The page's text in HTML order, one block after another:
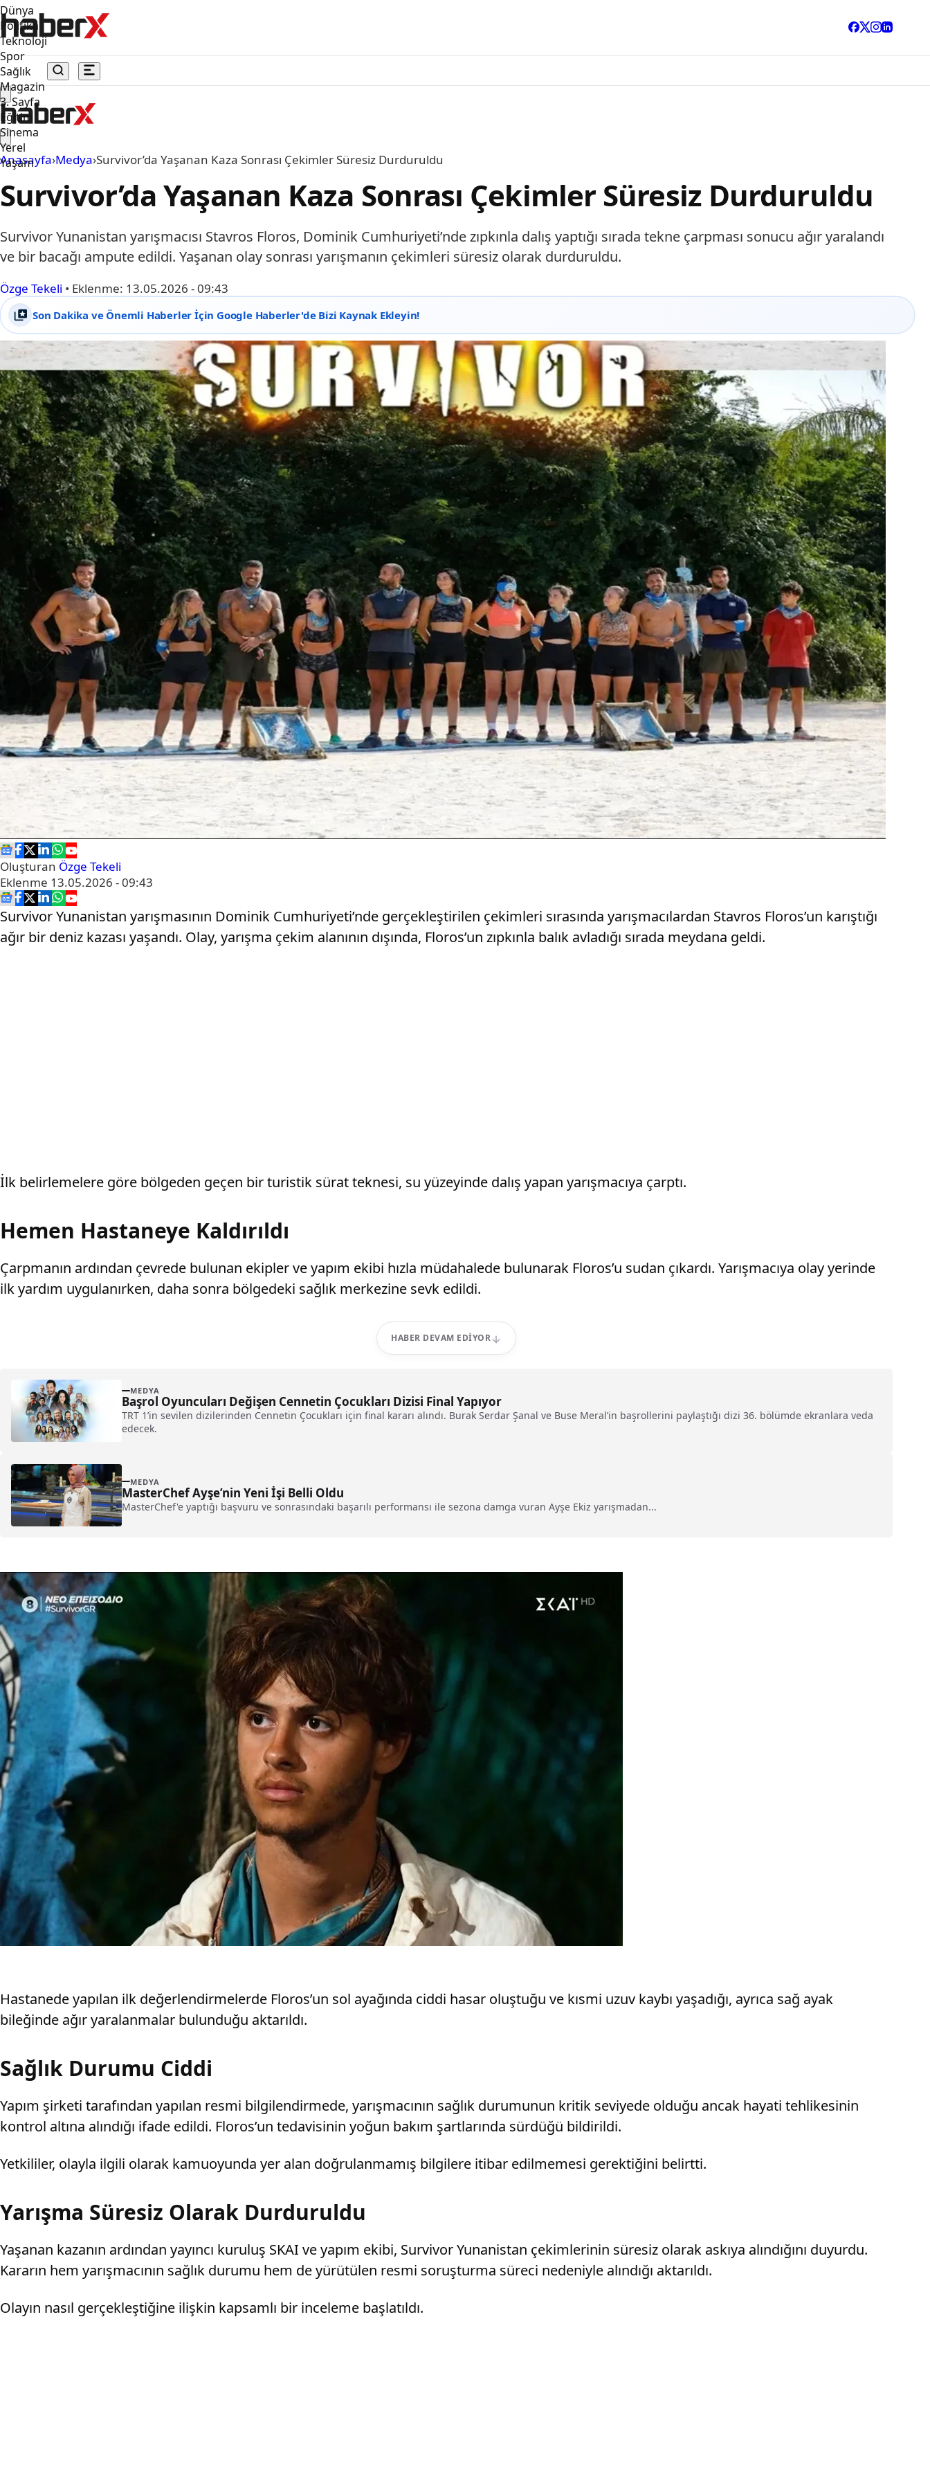
Dünya
Politika
Teknoloji
Spor
Sağlık
Magazin
3. Sayfa
Eğitim
Sinema
Yerel
Yaşam
Anasayfa›Medya›Survivor’da Yaşanan Kaza Sonrası Çekimler Süresiz Durduruldu
Survivor’da Yaşanan Kaza Sonrası Çekimler Süresiz Durduruldu
Survivor Yunanistan yarışmacısı Stavros Floros, Dominik Cumhuriyeti’nde zıpkınla dalış yaptığı sırada tekne çarpması sonucu ağır yaralandı
ve bir bacağı ampute edildi. Yaşanan olay sonrası yarışmanın çekimleri süresiz olarak durduruldu.
Özge Tekeli • Eklenme: 13.05.2026 - 09:43
Son Dakika ve Önemli Haberler İçin Google Haberler'de Bizi Kaynak Ekleyin!
Oluşturan Özge Tekeli
Eklenme 13.05.2026 - 09:43
Survivor Yunanistan yarışmasının Dominik Cumhuriyeti’nde gerçekleştirilen çekimleri sırasında yarışmacılardan Stavros Floros’un karıştığı
ağır bir deniz kazası yaşandı. Olay, yarışma çekim alanının dışında, Floros’un zıpkınla balık avladığı sırada meydana geldi.
İlk belirlemelere göre bölgeden geçen bir turistik sürat teknesi, su yüzeyinde dalış yapan yarışmacıya çarptı.
Hemen Hastaneye Kaldırıldı
Çarpmanın ardından çevrede bulunan ekipler ve yapım ekibi hızla müdahalede bulunarak Floros’u sudan çıkardı. Yarışmacıya olay yerinde
ilk yardım uygulanırken, daha sonra bölgedeki sağlık merkezine sevk edildi.
HABER DEVAM EDIYOR
MEDYA
Başrol Oyuncuları Değişen Cennetin Çocukları Dizisi Final Yapıyor
TRT 1’in sevilen dizilerinden Cennetin Çocukları için final kararı alındı. Burak Serdar Şanal ve Buse Meral’in başrollerini paylaştığı dizi 36. bölümde ekranlara veda
edecek.
MEDYA
MasterChef Ayşe’nin Yeni İşi Belli Oldu
MasterChef'e yaptığı başvuru ve sonrasındaki başarılı performansı ile sezona damga vuran Ayşe Ekiz yarışmadan...
Hastanede yapılan ilk değerlendirmelerde Floros’un sol ayağında ciddi hasar oluştuğu ve kısmi uzuv kaybı yaşadığı, ayrıca sağ ayak
bileğinde ağır yaralanmalar bulunduğu aktarıldı.
Sağlık Durumu Ciddi
Yapım şirketi tarafından yapılan resmi bilgilendirmede, yarışmacının sağlık durumunun kritik seviyede olduğu ancak hayati tehlikesinin
kontrol altına alındığı ifade edildi. Floros’un tedavisinin yoğun bakım şartlarında sürdüğü bildirildi.
Yetkililer, olayla ilgili olarak kamuoyunda yer alan doğrulanmamış bilgilere itibar edilmemesi gerektiğini belirtti.
Yarışma Süresiz Olarak Durduruldu
Yaşanan kazanın ardından yayıncı kuruluş SKAI ve yapım ekibi, Survivor Yunanistan çekimlerinin süresiz olarak askıya alındığını duyurdu.
Kararın hem yarışmacının sağlık durumu hem de yürütülen resmi soruşturma süreci nedeniyle alındığı aktarıldı.
Olayın nasıl gerçekleştiğine ilişkin kapsamlı bir inceleme başlatıldı.